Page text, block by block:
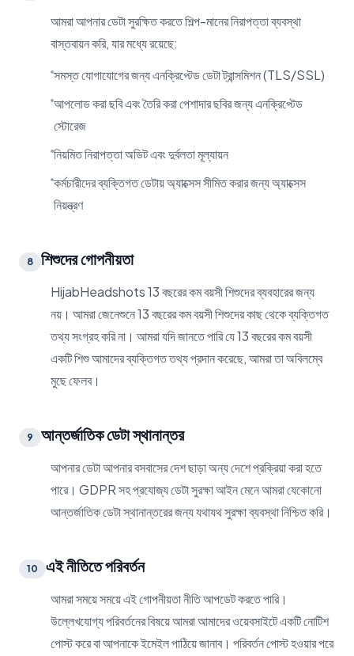
আমরা আপনার ডেটা সুরক্ষিত করতে শিল্প-মানের নিরাপত্তা ব্যবস্থা
বাস্তবায়ন করি, যার মধ্যে রয়েছে:
সমস্ত যোগাযোগের জন্য এনক্রিপ্টেড ডেটা ট্রান্সমিশন (TLS/SSL)
আপলোড করা ছবি এবং তৈরি করা পেশাদার ছবির জন্য এনক্রিপ্টেড
স্টোরেজ
নিয়মিত নিরাপত্তা অডিট এবং দুর্বলতা মূল্যায়ন
কর্মচারীদের ব্যক্তিগত ডেটায় অ্যাক্সেস সীমিত করার জন্য অ্যাক্সেস
নিয়ন্ত্রণ
8 শিশুদের গোপনীয়তা
HijabHeadshots 13 বছরের কম বয়সী শিশুদের ব্যবহারের জন্য
নয়। আমরা জেনেশুনে 13 বছরের কম বয়সী শিশুদের কাছ থেকে ব্যক্তিগত
তথ্য সংগ্রহ করি না। আমরা যদি জানতে পারি যে 13 বছরের কম বয়সী
একটি শিশু আমাদের ব্যক্তিগত তথ্য প্রদান করেছে, আমরা তা অবিলম্বে
মুছে ফেলব।
9 আন্তর্জাতিক ডেটা স্থানান্তর
আপনার ডেটা আপনার বসবাসের দেশ ছাড়া অন্য দেশে প্রক্রিয়া করা হতে
পারে। GDPR সহ প্রযোজ্য ডেটা সুরক্ষা আইন মেনে আমরা যেকোনো
আন্তর্জাতিক ডেটা স্থানান্তরের জন্য যথাযথ সুরক্ষা ব্যবস্থা নিশ্চিত করি।
10 এই নীতিতে পরিবর্তন
আমরা সময়ে সময়ে এই গোপনীয়তা নীতি আপডেট করতে পারি।
উল্লেখযোগ্য পরিবর্তনের বিষয়ে আমরা আমাদের ওয়েবসাইটে একটি নোটিশ
পোস্ট করে বা আপনাকে ইমেইল পাঠিয়ে জানাব। পরিবর্তন পোস্ট হওয়ার পরে